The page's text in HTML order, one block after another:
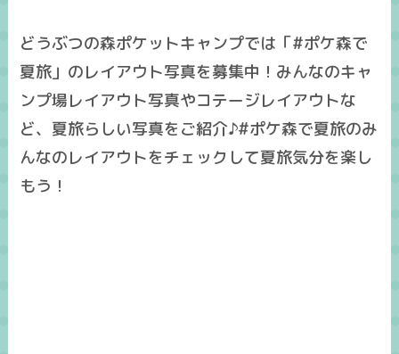
どうぶつの森ポケットキャンプでは「#ポケ森で
夏旅」のレイアウト写真を募集中！みんなのキャ
ンプ場レイアウト写真やコテージレイアウトな
ど、夏旅らしい写真をご紹介♪#ポケ森で夏旅のみ
んなのレイアウトをチェックして夏旅気分を楽し
もう！